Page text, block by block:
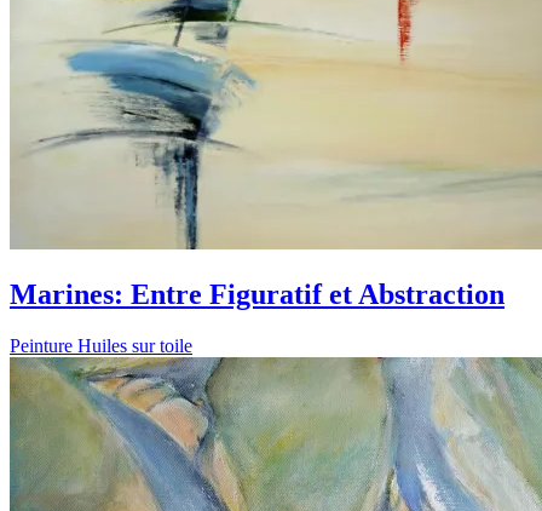
Marines: Entre Figuratif et Abstraction
Peinture Huiles sur toile